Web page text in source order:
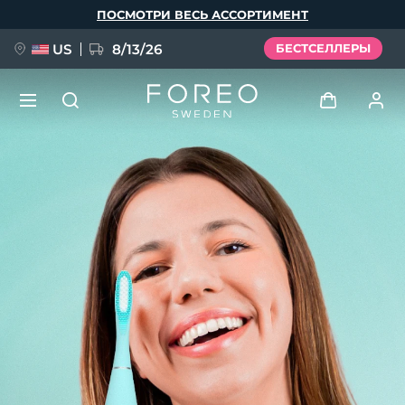
ПОСМОТРИ ВЕСЬ АССОРТИМЕНТ
US 8/13/26 БЕСТСЕЛЛЕРЫ
Профиль пользователя
Мои приборы
Мои заказы
Мои адреса
Мои подписки
FAQ™ Pure Beauty-Tech Elixir
BREAKING NEWS
issa™ Teeth Whitening Set
Deutsch
Español
Français
Italiano
Português
Svenska
Русский
简体中文 繁體中文